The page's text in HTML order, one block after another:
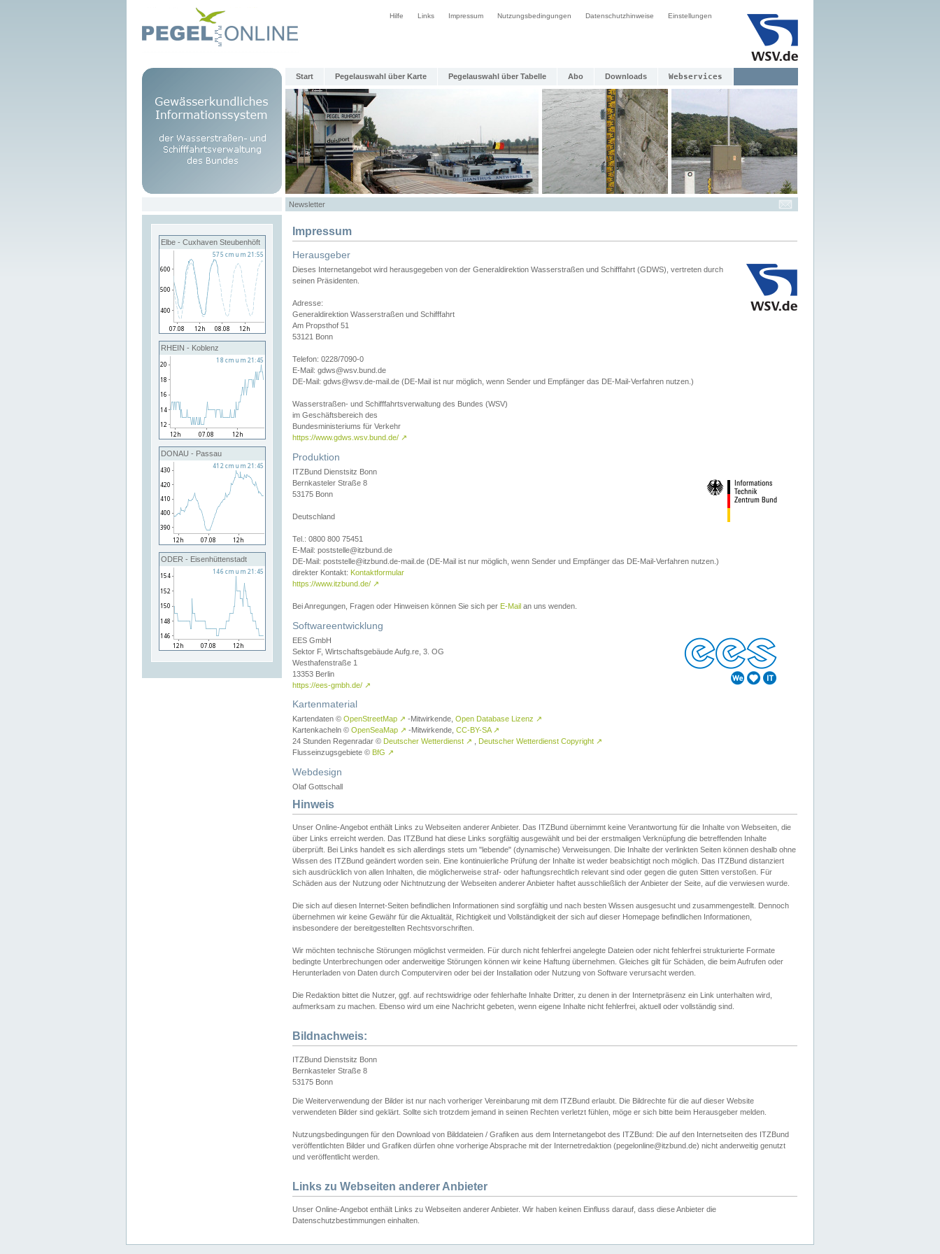
Hilfe Links Impressum Nutzungsbedingungen Datenschutzhinweise Einstellungen
Start Pegelauswahl über Karte Pegelauswahl über Tabelle Abo Downloads Webservices
Newsletter
Elbe - Cuxhaven Steubenhöft
RHEIN - Koblenz
DONAU - Passau
ODER - Eisenhüttenstadt
Impressum
Herausgeber
Dieses Internetangebot wird herausgegeben von der Generaldirektion Wasserstraßen und Schifffahrt (GDWS), vertreten durch
seinen Präsidenten.
Adresse:
Generaldirektion Wasserstraßen und Schifffahrt
Am Propsthof 51
53121 Bonn
Telefon: 0228/7090-0
E-Mail: gdws@wsv.bund.de
DE-Mail: gdws@wsv.de-mail.de (DE-Mail ist nur möglich, wenn Sender und Empfänger das DE-Mail-Verfahren nutzen.)
Wasserstraßen- und Schifffahrtsverwaltung des Bundes (WSV)
im Geschäftsbereich des
Bundesministeriums für Verkehr
https://www.gdws.wsv.bund.de/ ↗
Produktion
ITZBund Dienstsitz Bonn
Bernkasteler Straße 8
53175 Bonn
Deutschland
Tel.: 0800 800 75451
E-Mail: poststelle@itzbund.de
DE-Mail: poststelle@itzbund.de-mail.de (DE-Mail ist nur möglich, wenn Sender und Empfänger das DE-Mail-Verfahren nutzen.)
direkter Kontakt: Kontaktformular
https://www.itzbund.de/ ↗
Bei Anregungen, Fragen oder Hinweisen können Sie sich per E-Mail an uns wenden.
Softwareentwicklung
EES GmbH
Sektor F, Wirtschaftsgebäude Aufg.re, 3. OG
Westhafenstraße 1
13353 Berlin
https://ees-gmbh.de/ ↗
Kartenmaterial
Kartendaten © OpenStreetMap ↗ -Mitwirkende, Open Database Lizenz ↗
Kartenkacheln © OpenSeaMap ↗ -Mitwirkende, CC-BY-SA ↗
24 Stunden Regenradar © Deutscher Wetterdienst ↗ Deutscher Wetterdienst Copyright ↗
Flusseinzugsgebiete © BfG ↗
Webdesign
Olaf Gottschall
Hinweis
Unser Online-Angebot enthält Links zu Webseiten anderer Anbieter. Das ITZBund übernimmt keine Verantwortung für die Inhalte von Webseiten, die
über Links erreicht werden. Das ITZBund hat diese Links sorgfältig ausgewählt und bei der erstmaligen Verknüpfung die betreffenden Inhalte
überprüft. Bei Links handelt es sich allerdings stets um "lebende" (dynamische) Verweisungen. Die Inhalte der verlinkten Seiten können deshalb ohne
Wissen des ITZBund geändert worden sein. Eine kontinuierliche Prüfung der Inhalte ist weder beabsichtigt noch möglich. Das ITZBund distanziert
sich ausdrücklich von allen Inhalten, die möglicherweise straf- oder haftungsrechtlich relevant sind oder gegen die guten Sitten verstoßen. Für
Schäden aus der Nutzung oder Nichtnutzung der Webseiten anderer Anbieter haftet ausschließlich der Anbieter der Seite, auf die verwiesen wurde.
Die sich auf diesen Internet-Seiten befindlichen Informationen sind sorgfältig und nach besten Wissen ausgesucht und zusammengestellt. Dennoch
übernehmen wir keine Gewähr für die Aktualität, Richtigkeit und Vollständigkeit der sich auf dieser Homepage befindlichen Informationen,
insbesondere der bereitgestellten Rechtsvorschriften.
Wir möchten technische Störungen möglichst vermeiden. Für durch nicht fehlerfrei angelegte Dateien oder nicht fehlerfrei strukturierte Formate
bedingte Unterbrechungen oder anderweitige Störungen können wir keine Haftung übernehmen. Gleiches gilt für Schäden, die beim Aufrufen oder
Herunterladen von Daten durch Computerviren oder bei der Installation oder Nutzung von Software verursacht werden.
Die Redaktion bittet die Nutzer, ggf. auf rechtswidrige oder fehlerhafte Inhalte Dritter, zu denen in der Internetpräsenz ein Link unterhalten wird,
aufmerksam zu machen. Ebenso wird um eine Nachricht gebeten, wenn eigene Inhalte nicht fehlerfrei, aktuell oder vollständig sind.
Bildnachweis:
ITZBund Dienstsitz Bonn
Bernkasteler Straße 8
53175 Bonn
Die Weiterverwendung der Bilder ist nur nach vorheriger Vereinbarung mit dem ITZBund erlaubt. Die Bildrechte für die auf dieser Website
verwendeten Bilder sind geklärt. Sollte sich trotzdem jemand in seinen Rechten verletzt fühlen, möge er sich bitte beim Herausgeber melden.
Nutzungsbedingungen für den Download von Bilddateien / Grafiken aus dem Internetangebot des ITZBund: Die auf den Internetseiten des ITZBund
veröffentlichten Bilder und Grafiken dürfen ohne vorherige Absprache mit der Internetredaktion (pegelonline@itzbund.de) nicht anderweitig genutzt
und veröffentlicht werden.
Links zu Webseiten anderer Anbieter
Unser Online-Angebot enthält Links zu Webseiten anderer Anbieter. Wir haben keinen Einfluss darauf, dass diese Anbieter die
Datenschutzbestimmungen einhalten.